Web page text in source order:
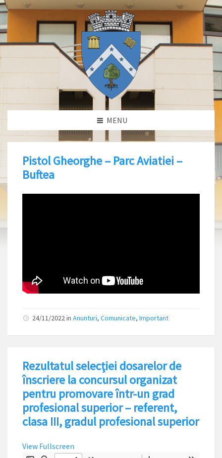
MENU
Pistol Gheorghe – Parc Aviatiei –
Buftea
24/11/2022in Anunturi, Comunicate, Important
Rezultatul selecţiei dosarelor de
înscriere la concursul organizat
pentru promovare într-un grad
profesional superior – referent,
clasa III, gradul profesional superior
View Fullscreen